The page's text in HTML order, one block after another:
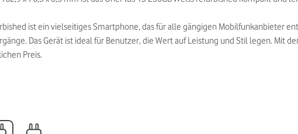
ist ein vielseitiges Smartphone, das für alle gängigen Mobilfunkanbieter
Das Gerät ist ideal für Benutzer, die Wert auf Leistung und Stil legen. Mit
Preis.